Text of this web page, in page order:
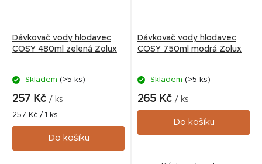
Dávkovač vody hlodavec
COSY 480ml zelená Zolux
Skladem (>5 ks)
257 Kč / ks
Měrná
cena:
257 Kč / 1 ks
Do košíku
Dávkovač vody hlodavec
COSY 750ml modrá Zolux
Skladem (>5 ks)
265 Kč / ks
Do košíku